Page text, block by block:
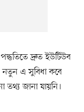
দ্রুত ইউটিউব
নতুন এ সুবিধা কবে
তথ্য জানা যায়নি।